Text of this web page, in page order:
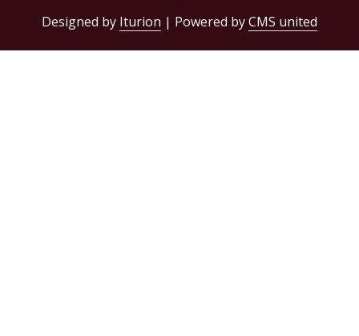
Designed by Iturion | Powered byCMS united